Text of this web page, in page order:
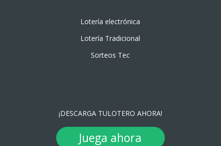
Lotería electrónica
Lotería Tradicional
Sorteos Tec
¡DESCARGA TULOTERO AHORA!
Juega ahora